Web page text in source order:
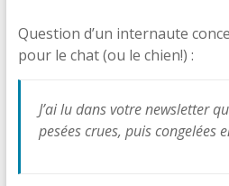
Question d’un internaute
pour le chat (ou le chien!) :
J’ai lu dans votre newsletter
pesées crues, puis congelées